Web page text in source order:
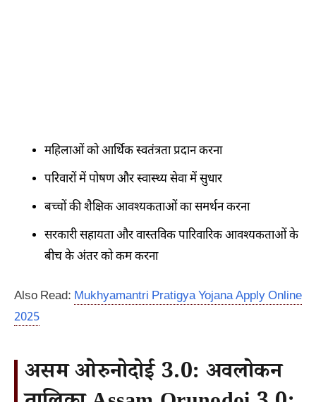
महिलाओं को आर्थिक स्वतंत्रता प्रदान करना
परिवारों में पोषण और स्वास्थ्य सेवा में सुधार
बच्चों की शैक्षिक आवश्यकताओं का समर्थन करना
सरकारी सहायता और वास्तविक पारिवारिक आवश्यकताओं के
बीच के अंतर को कम करना
Also Read: Mukhyamantri Pratigya Yojana Apply Online
2025
असम ओरुनोदोई 3.0: अवलोकन